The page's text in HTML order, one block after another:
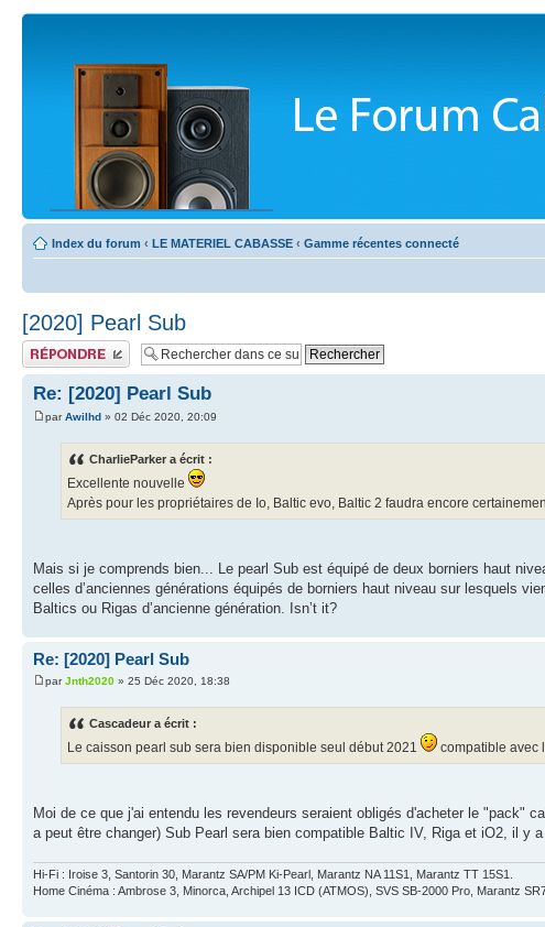
Index du forum ‹ LE MATERIEL CABASSE ‹ Gamme récentes connecté
[2020] Pearl Sub
Publier une réponse
Re: [2020] Pearl Sub
parAwilhd » 02 Déc 2020, 20:09
CharlieParker a écrit :
Excellente nouvelle
Après pour les propriétaires de Io, Baltic evo, Baltic 2 faudra encore
Mais si je comprends bien... Le pearl Sub est équipé de deux borniers haut
celles d’anciennes générations équipés de borniers haut niveau sur lesquels
Baltics ou Rigas d’ancienne génération. Isn’t it?
Re: [2020] Pearl Sub
parJnth2020 » 25 Déc 2020, 18:38
Cascadeur a écrit :
Le caisson pearl sub sera bien disponible seul début 2021 compatible avec
Moi de ce que j'ai entendu les revendeurs seraient obligés d'acheter le "pack"
a peut être changer) Sub Pearl sera bien compatible Baltic IV, Riga et iO2, il y
Hi-Fi : Iroise 3, Santorin 30, Marantz SA/PM Ki-Pearl, Marantz NA 11S1, Marantz TT 15S1.
Home Cinéma : Ambrose 3, Minorca, Archipel 13 ICD (ATMOS), SVS SB-2000 Pro, Marantz